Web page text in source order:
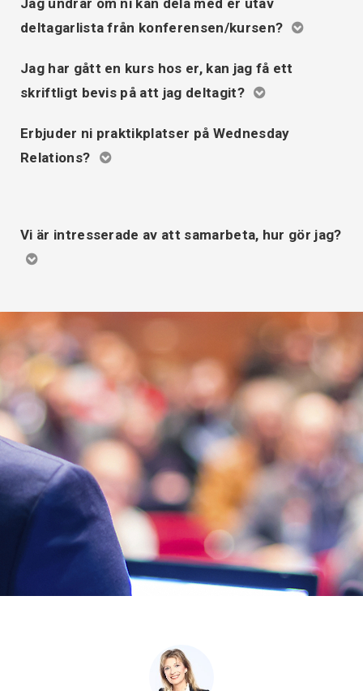
Jag undrar om ni kan dela med er utav
deltagarlista från konferensen/kursen?
allmänna villkor
Jag har gått en kurs hos er, kan jag få ett
skriftligt bevis på att jag deltagit?
info@wednesdayrelations.org
Erbjuder ni praktikplatser på Wednesday
Relations?
sara.bergman@wednesdayrelations.org
Vi är intresserade av att samarbeta, hur gör jag?
mats.gustafsson@wednesdayrelations.org